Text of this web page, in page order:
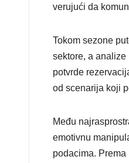
verujući da
Tokom sezone
sektore, a
potvrde
od scenarija koji
Među
emotivnu
podacima.